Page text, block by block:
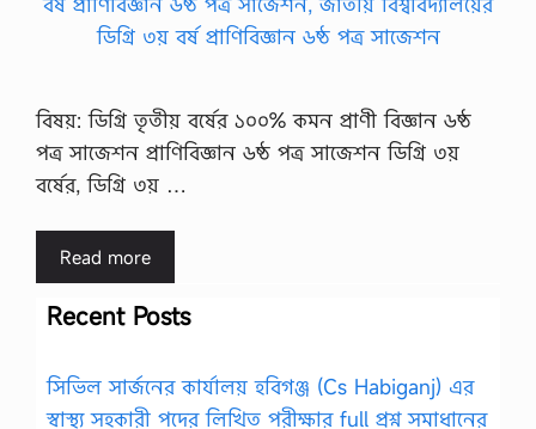
বিষয়: ডিগ্রি তৃতীয় বর্ষের ১০০% কমন প্রাণী বিজ্ঞান ৬ষ্ঠ
পত্র সাজেশন প্রাণিবিজ্ঞান ৬ষ্ঠ পত্র সাজেশন ডিগ্রি ৩য়
বর্ষের, ডিগ্রি ৩য় …
Read more
Recent Posts
সিভিল সার্জনের কার্যালয় হবিগঞ্জ (Cs Habiganj) এর
স্বাস্থ্য সহকারী পদের লিখিত পরীক্ষার full প্রশ্ন সমাধানের